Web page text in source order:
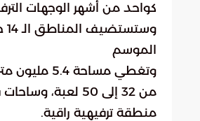
كواحد من أشهر الوجهات
الموسم
وتغطي مساحة 5.4 مليون متر مربع.
من 32 إلى 50
منطقة ترفيهية راقية.